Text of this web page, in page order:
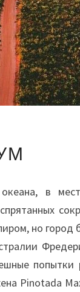
в
но город
Pinotada